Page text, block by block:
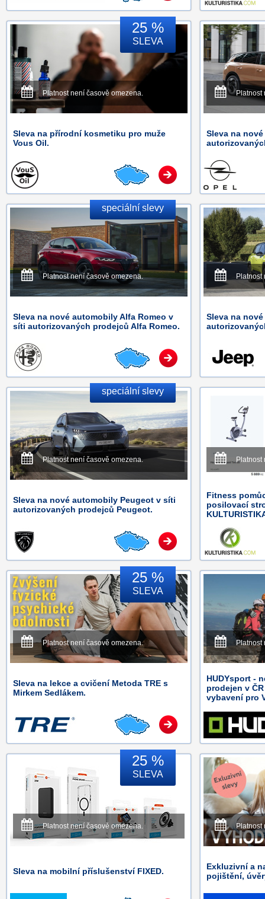
25 %
SLEVA
Platnost není časově omezena.
Sleva na přírodní kosmetiku pro muže
Vous Oil.
Platnost
Sleva na
speciální slevy
Platnost není časově omezena.
Sleva na nové automobily Alfa Romeo v
síti autorizovaných prodejců Alfa Romeo.
Platnost
Sleva na
speciální slevy
Platnost není časově omezena.
Sleva na nové automobily Peugeot v síti
autorizovaných prodejců Peugeot.
Platnost
Fitness
posilovací
25 %
SLEVA
Platnost není časově omezena.
Sleva na lekce a cvičení Metoda TRE s
Mirkem Sedlákem.
Platnost
HUDYsport -
prodejen v
vybavení pro
25 %
SLEVA
Platnost není časově omezena.
Sleva na mobilní příslušenství FIXED.
Platnost
Exkluzivní a
pojištění,